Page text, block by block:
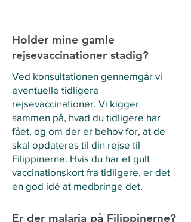
Holder mine gamle
rejsevaccinationer stadig?
Ved konsultationen gennemgår vi
eventuelle tidligere
rejsevaccinationer. Vi kigger
sammen på, hvad du tidligere har
fået, og om der er behov for, at de
skal opdateres til din rejse til
Filippinerne. Hvis du har et gult
vaccinationskort fra tidligere, er det
en god idé at medbringe det.
Er der malaria på Filippinerne?